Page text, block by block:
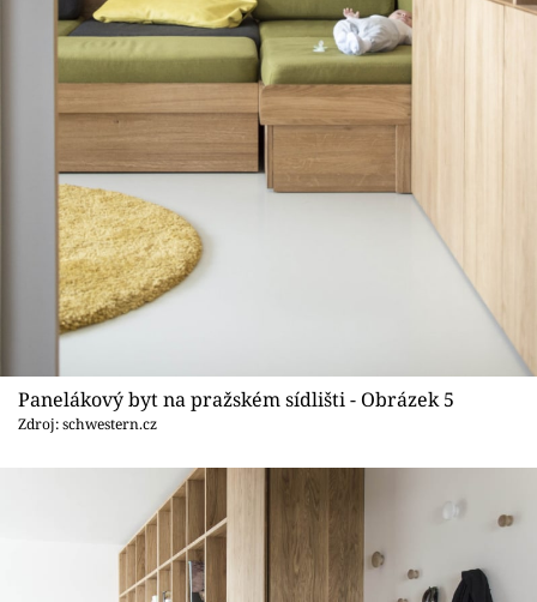
Panelákový byt na pražském sídlišti - Obrázek 5
Zdroj: schwestern.cz